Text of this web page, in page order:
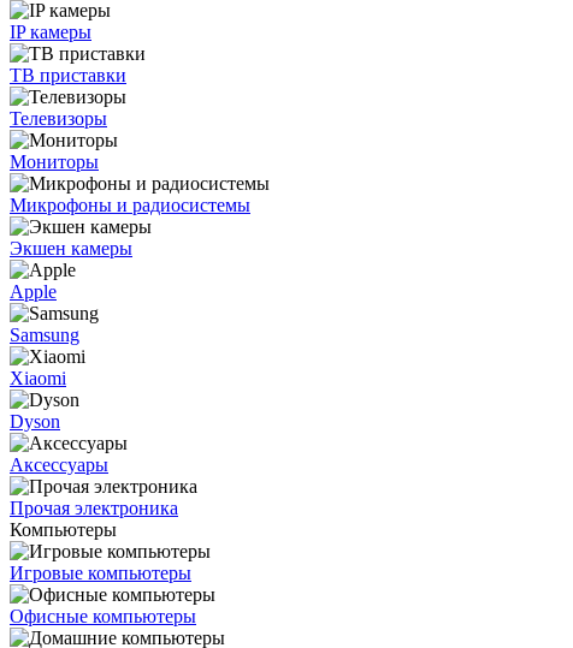
IP камеры
ТВ приставки
Телевизоры
Мониторы
Микрофоны и радиосистемы
Экшен камеры
Apple
Samsung
Xiaomi
Dyson
Аксессуары
Прочая электроника
Компьютеры
Игровые компьютеры
Офисные компьютеры